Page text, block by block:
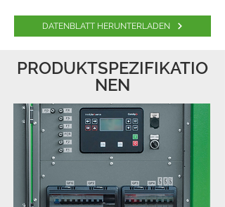
DATENBLATT HERUNTERLADEN
PRODUKTSPEZIFIKATIO
NEN